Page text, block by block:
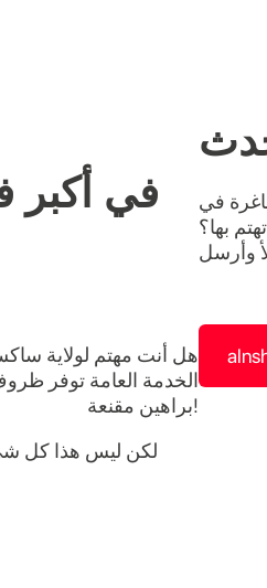
في أكبر
هل أنت مهتم لولاية
الخدمة العامة توفر
براهين مقنعة!
لكن ليس هذا كل
في
بها؟